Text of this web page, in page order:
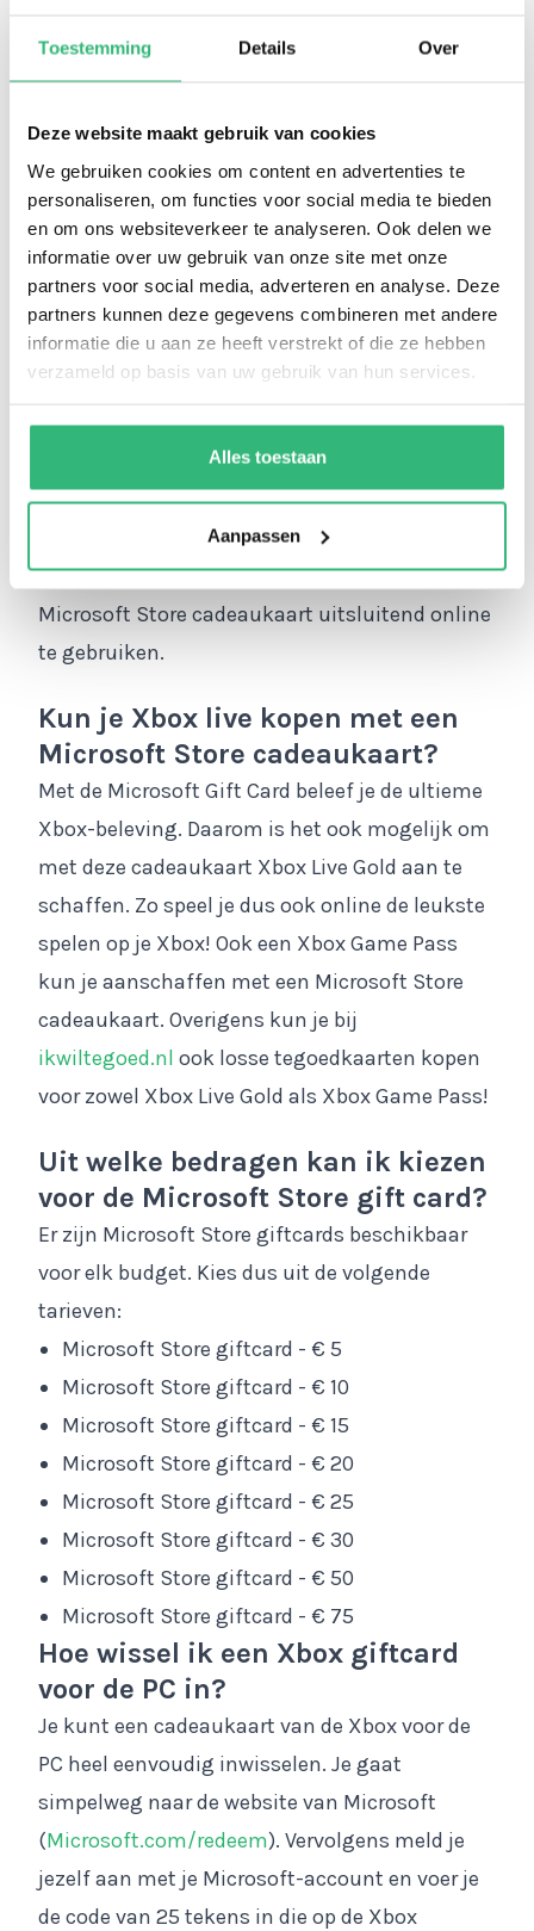
Toestemming Details Over
Deze website maakt gebruik van cookies
We gebruiken cookies om content en advertenties te
personaliseren, om functies voor social media te bieden
en om ons websiteverkeer te analyseren. Ook delen we
informatie over uw gebruik van onze site met onze
partners voor social media, adverteren en analyse. Deze
partners kunnen deze gegevens combineren met andere
informatie die u aan ze heeft verstrekt of die ze hebben
verzameld op basis van uw gebruik van hun services.
Alles toestaan
Aanpassen
met een cadeaukaart in de Microsoft Store
Nieuwste apps downloaden op je Xbox
Microsoft downloaden
Hardware kopen in de online Microsoft Store
Software kopen in de online Microsoft Store
Een nieuwe Xbox kopen in de online
Microsoft Store
Xbox-accessoires kopen in de online
Microsoft Store
De Microsoft Store cadeaukaart is dus voor veel
zaken te gebruiken. Let er alleen op dat je deze
cadeaukaart niet in een fysieke Microsoft Store
kunt gebruiken. De digitale code op de
Microsoft Store cadeaukaart uitsluitend online
te gebruiken.
Kun je Xbox live kopen met een
Microsoft Store cadeaukaart?
Met de Microsoft Gift Card beleef je de ultieme
Xbox-beleving. Daarom is het ook mogelijk om
met deze cadeaukaart Xbox Live Gold aan te
schaffen. Zo speel je dus ook online de leukste
spelen op je Xbox! Ook een Xbox Game Pass
kun je aanschaffen met een Microsoft Store
cadeaukaart. Overigens kun je bij
ikwiltegoed.nl ook losse tegoedkaarten kopen
voor zowel Xbox Live Gold als Xbox Game Pass!
Uit welke bedragen kan ik kiezen
voor de Microsoft Store gift card?
Er zijn Microsoft Store giftcards beschikbaar
voor elk budget. Kies dus uit de volgende
tarieven:
Microsoft Store giftcard - € 5
Microsoft Store giftcard - € 10
Microsoft Store giftcard - € 15
Microsoft Store giftcard - € 20
Microsoft Store giftcard - € 25
Microsoft Store giftcard - € 30
Microsoft Store giftcard - € 50
Microsoft Store giftcard - € 75
Hoe wissel ik een Xbox giftcard
voor de PC in?
Je kunt een cadeaukaart van de Xbox voor de
PC heel eenvoudig inwisselen. Je gaat
simpelweg naar de website van Microsoft
(Microsoft.com/redeem). Vervolgens meld je
jezelf aan met je Microsoft-account en voer je
de code van 25 tekens in die op de Xbox